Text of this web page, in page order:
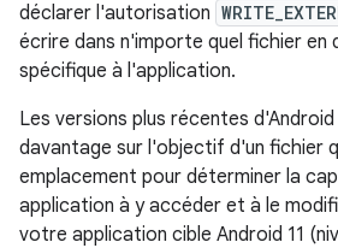
déclarer l'autorisation
écrire dans n'importe quel fichier en
spécifique à l'application.
Les versions plus récentes
davantage sur l'objectif d'un fichier
emplacement pour déterminer la
application à y accéder et à le
votre application cible Android 11